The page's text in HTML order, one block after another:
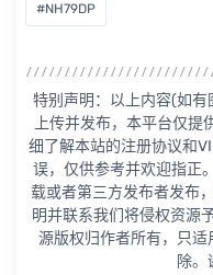
#NH79DP
特别声明：以上内容(如
上传并发布，本平台仅
细了解本站的注册协议和
误，仅供参考并欢迎指正
载或者第三方发布者发布
明并联系我们将侵权资源
源版权归作者所有，只适
除。